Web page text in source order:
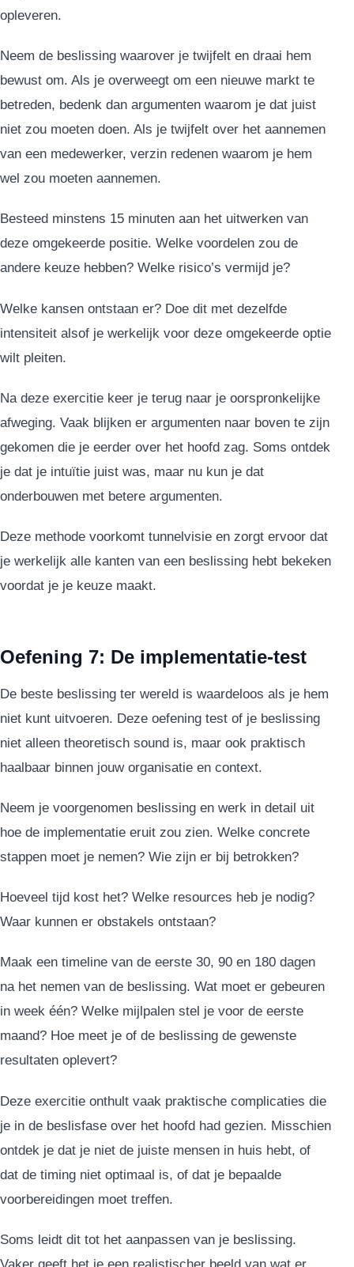
opleveren.
Neem de beslissing waarover je twijfelt en draai hem
bewust om. Als je overweegt om een nieuwe markt te
betreden, bedenk dan argumenten waarom je dat juist
niet zou moeten doen. Als je twijfelt over het aannemen
van een medewerker, verzin redenen waarom je hem
wel zou moeten aannemen.
Besteed minstens 15 minuten aan het uitwerken van
deze omgekeerde positie. Welke voordelen zou de
andere keuze hebben? Welke risico’s vermijd je?
Welke kansen ontstaan er? Doe dit met dezelfde
intensiteit alsof je werkelijk voor deze omgekeerde optie
wilt pleiten.
Na deze exercitie keer je terug naar je oorspronkelijke
afweging. Vaak blijken er argumenten naar boven te zijn
gekomen die je eerder over het hoofd zag. Soms ontdek
je dat je intuïtie juist was, maar nu kun je dat
onderbouwen met betere argumenten.
Deze methode voorkomt tunnelvisie en zorgt ervoor dat
je werkelijk alle kanten van een beslissing hebt bekeken
voordat je je keuze maakt.
Oefening 7: De implementatie-test
De beste beslissing ter wereld is waardeloos als je hem
niet kunt uitvoeren. Deze oefening test of je beslissing
niet alleen theoretisch sound is, maar ook praktisch
haalbaar binnen jouw organisatie en context.
Neem je voorgenomen beslissing en werk in detail uit
hoe de implementatie eruit zou zien. Welke concrete
stappen moet je nemen? Wie zijn er bij betrokken?
Hoeveel tijd kost het? Welke resources heb je nodig?
Waar kunnen er obstakels ontstaan?
Maak een timeline van de eerste 30, 90 en 180 dagen
na het nemen van de beslissing. Wat moet er gebeuren
in week één? Welke mijlpalen stel je voor de eerste
maand? Hoe meet je of de beslissing de gewenste
resultaten oplevert?
Deze exercitie onthult vaak praktische complicaties die
je in de beslisfase over het hoofd had gezien. Misschien
ontdek je dat je niet de juiste mensen in huis hebt, of
dat de timing niet optimaal is, of dat je bepaalde
voorbereidingen moet treffen.
Soms leidt dit tot het aanpassen van je beslissing.
Vaker geeft het je een realistischer beeld van wat er